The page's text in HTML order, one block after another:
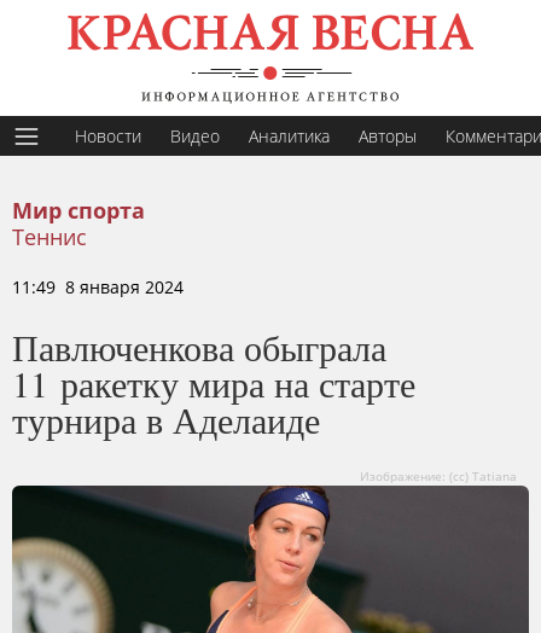
Новости Видео Аналитика Авторы
Мир спорта
Теннис
11:49 8 января 2024
Павлюченкова обыграла
11 ракетку мира на старте
турнира в Аделаиде
Изображение: (cc) Tatiana